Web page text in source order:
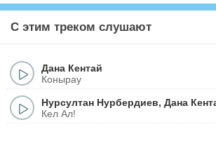
С этим треком слушают
Дана Кентай
Конырау
Нурсултан Нурбердиев, Дана
Кел Ал!